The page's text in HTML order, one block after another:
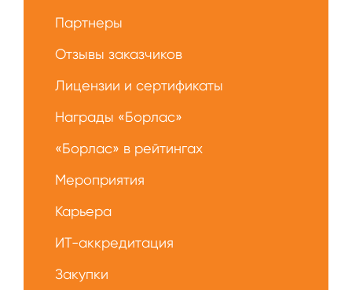
Партнеры
Отзывы заказчиков
Лицензии и сертификаты
Награды «Борлас»
«Борлас» в рейтингах
Мероприятия
Карьера
ИТ-аккредитация
Закупки